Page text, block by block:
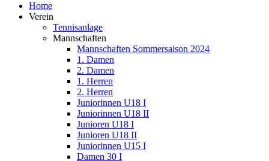
Home
Verein
Tennisanlage
Mannschaften
Mannschaften Sommersaison 2024
1. Damen
2. Damen
1. Herren
2. Herren
Juniorinnen U18 I
Juniorinnen U18 II
Junioren U18 I
Junioren U18 II
Juniorinnen U15 I
Damen 30 I